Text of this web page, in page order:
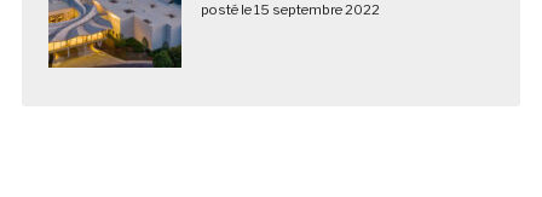
posté le 15 septembre 2022